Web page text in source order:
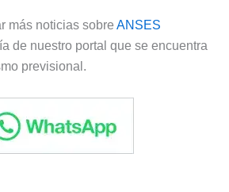
más noticias sobre ANSES
de nuestro portal que se encuentra
previsional.